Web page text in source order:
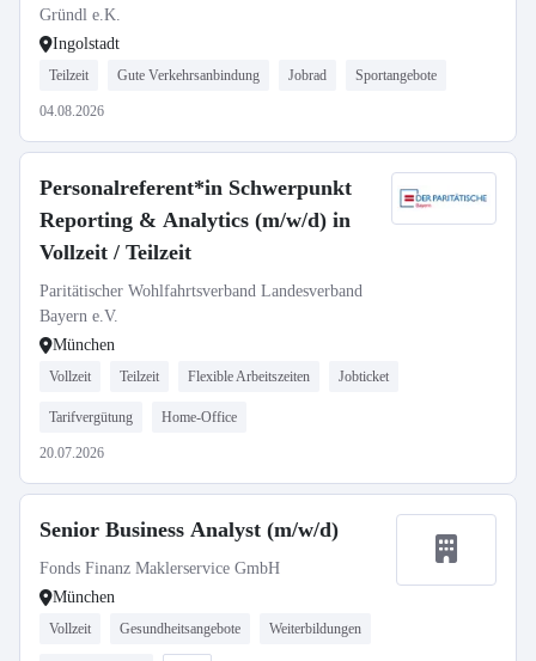
Gründl e.K.
Ingolstadt
Teilzeit Gute Verkehrsanbindung Jobrad Sportangebote
04.08.2026
Personalreferent*in Schwerpunkt
Reporting & Analytics (m/w/d) in
Vollzeit / Teilzeit
Paritätischer Wohlfahrtsverband Landesverband
Bayern e.V.
München
Vollzeit Teilzeit Flexible Arbeitszeiten Jobticket
Tarifvergütung Home-Office
20.07.2026
Senior Business Analyst (m/w/d)
Fonds Finanz Maklerservice GmbH
München
Vollzeit Gesundheitsangebote Weiterbildungen